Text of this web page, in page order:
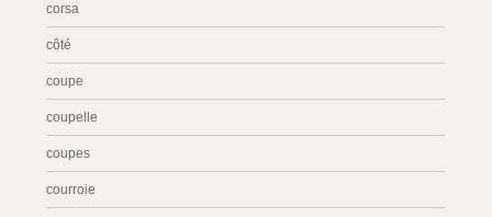
corsa
côté
coupe
coupelle
coupes
courroie